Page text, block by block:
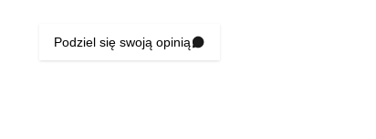
Podziel się swoją opinią